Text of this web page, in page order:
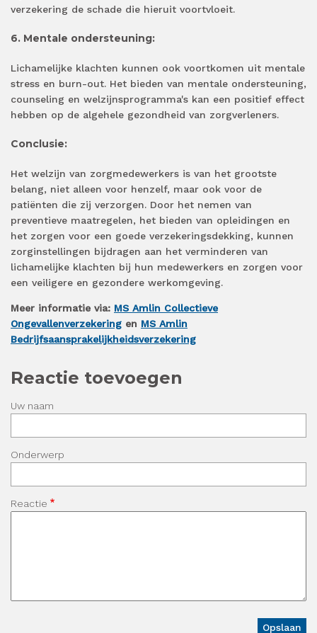
verzekering de schade die hieruit voortvloeit.
6. Mentale ondersteuning:
Lichamelijke klachten kunnen ook voortkomen uit mentale
stress en burn-out. Het bieden van mentale ondersteuning,
counseling en welzijnsprogramma's kan een positief effect
hebben op de algehele gezondheid van zorgverleners.
Conclusie:
Het welzijn van zorgmedewerkers is van het grootste
belang, niet alleen voor henzelf, maar ook voor de
patiënten die zij verzorgen. Door het nemen van
preventieve maatregelen, het bieden van opleidingen en
het zorgen voor een goede verzekeringsdekking, kunnen
zorginstellingen bijdragen aan het verminderen van
lichamelijke klachten bij hun medewerkers en zorgen voor
een veiligere en gezondere werkomgeving.
Meer informatie via: MS Amlin Collectieve
Ongevallenverzekering en MS Amlin
Bedrijfsaansprakelijkheidsverzekering
Reactie toevoegen
Uw naam
Onderwerp
Reactie